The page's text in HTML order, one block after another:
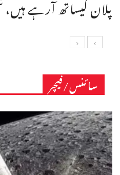
سائنس/فیچر